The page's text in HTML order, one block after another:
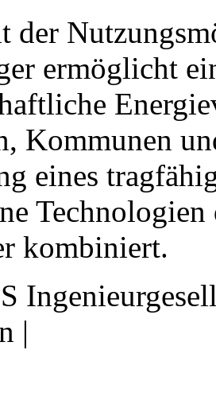
der
ermöglicht
Kommunen
eines
kombiniert.
|